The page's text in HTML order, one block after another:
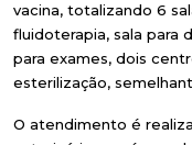
vacina, totalizando 6
fluidoterapia, sala para
para exames, dois
esterilização,
O atendimento é